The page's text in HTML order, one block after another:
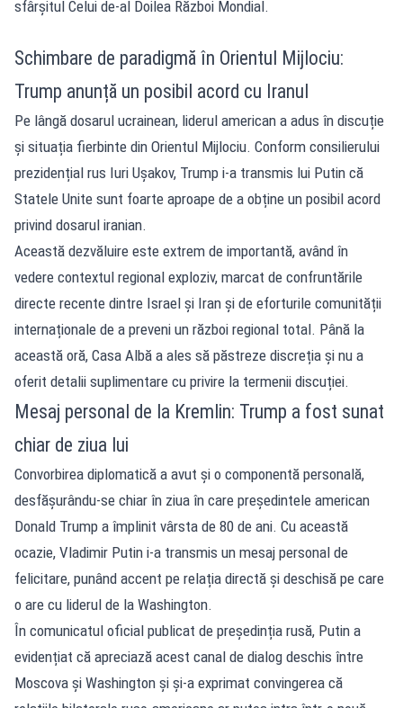
sfârșitul Celui de-al Doilea Război Mondial.
Schimbare de paradigmă în Orientul Mijlociu:
Trump anunță un posibil acord cu Iranul
Pe lângă dosarul ucrainean, liderul american a adus în discuție
și situația fierbinte din Orientul Mijlociu. Conform consilierului
prezidențial rus Iuri Ușakov, Trump i-a transmis lui Putin că
Statele Unite sunt foarte aproape de a obține un posibil acord
privind dosarul iranian.
Această dezvăluire este extrem de importantă, având în
vedere contextul regional exploziv, marcat de confruntările
directe recente dintre Israel și Iran și de eforturile comunității
internaționale de a preveni un război regional total. Până la
această oră, Casa Albă a ales să păstreze discreția și nu a
oferit detalii suplimentare cu privire la termenii discuției.
Mesaj personal de la Kremlin: Trump a fost sunat
chiar de ziua lui
Convorbirea diplomatică a avut și o componentă personală,
desfășurându-se chiar în ziua în care președintele american
Donald Trump a împlinit vârsta de 80 de ani. Cu această
ocazie, Vladimir Putin i-a transmis un mesaj personal de
felicitare, punând accent pe relația directă și deschisă pe care
o are cu liderul de la Washington.
În comunicatul oficial publicat de președinția rusă, Putin a
evidențiat că apreciază acest canal de dialog deschis între
Moscova și Washington și și-a exprimat convingerea că